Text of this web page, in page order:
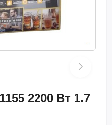
2200 Вт 1.7